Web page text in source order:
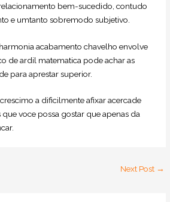
bem-sucedido, contudo
e umtanto sobremodo subjetivo.
acabamento chavelho envolve
de ardil matematica pode achar as
para aprestar superior.
a dificilmente afixar acercade
voce possa gostar que apenas da
Next Post →